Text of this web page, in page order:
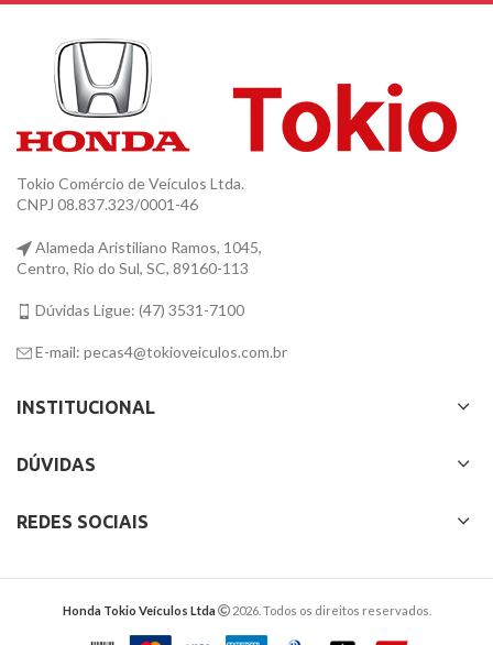
Tokio Comércio de Veículos Ltda.
CNPJ 08.837.323/0001-46
Alameda Aristiliano Ramos, 1045,
Centro, Rio do Sul, SC, 89160-113
Dúvidas Ligue: (47) 3531-7100
E-mail: pecas4@tokioveiculos.com.br
INSTITUCIONAL
DÚVIDAS
REDES SOCIAIS
Honda Tokio Veículos Ltda 2026. Todos os direitos reservados.